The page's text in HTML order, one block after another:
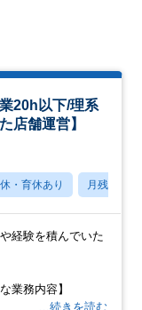
20h以下/理系
店舗運営】
・育休あり 月残業20
経験を積んでいた
業務内容】
…続きを読む